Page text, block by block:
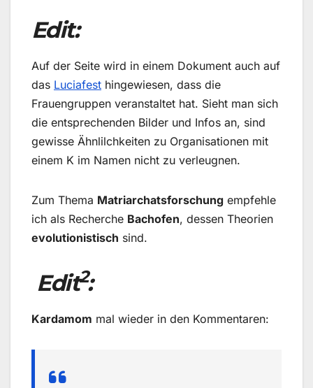
Edit:
Auf der Seite wird in einem Dokument auch auf
das Luciafest hingewiesen, dass die
Frauengruppen veranstaltet hat. Sieht man sich
die entsprechenden Bilder und Infos an, sind
gewisse Ähnlilchkeiten zu Organisationen mit
einem K im Namen nicht zu verleugnen.
Zum Thema Matriarchatsforschung empfehle
ich als Recherche Bachofen, dessen Theorien
evolutionistisch sind.
Edit2:
Kardamom mal wieder in den Kommentaren: